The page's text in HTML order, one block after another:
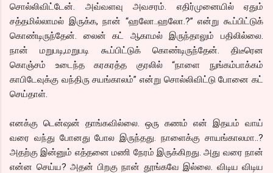
சொல்லிவிட்டேன். அவ்வளவு அவசரம். எதிர்முனையில் ஏதும்
சத்தமில்லாமல் இருக்க, நான் “ஹலோ..ஹலோ.?” என்று கூப்பிட்டுக்
கொண்டிருந்தேன். லைன் கட் ஆகாமல் இருந்தாலும் பதிலில்லை.
நான் மறுபடி,மறுபடி கூப்பிட்டுக் கொண்டிருந்தேன். திடீரென
கொஞ்சம் உடைந்த கரகரத்த குரலில் “நாளை நுங்கம்பாக்கம்
காபிடேவுக்கு வந்திரு சயங்காலம்” என்று சொல்லிவிட்டு போனை கட்
செய்தாள்.
எனக்கு டென்ஷன் தாங்கவில்லை. ஒரு கணம் என் இதயம் வாய்
வரை வந்து போனது போல இருந்தது. நாளைக்கு சாயங்காலமா..?
அதற்கு இன்னும் எத்தனை மணி நேரம் இருக்கிறது. அது வரை நான்
என்ன செய்ய? அதன் பிறகு நான் தூங்கவே இல்லை. விடிய விடிய